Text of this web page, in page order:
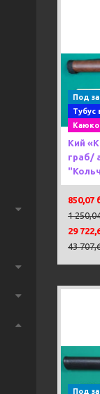
Под
Тубус
Кий
граб/
850,07
1
29
43
Под